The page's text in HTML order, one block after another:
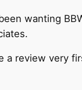
wanting
a review very